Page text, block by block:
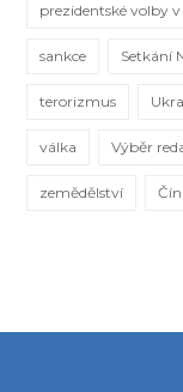
prezidentské volby v
sankce Setkání
terorizmus
válka Výběr
zemědělství